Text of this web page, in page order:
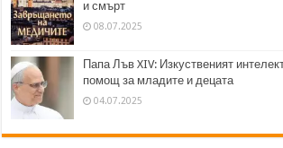
и смърт
08.07.2025
Папа Лъв XIV: Изкуственият
помощ за младите и децата
04.07.2025